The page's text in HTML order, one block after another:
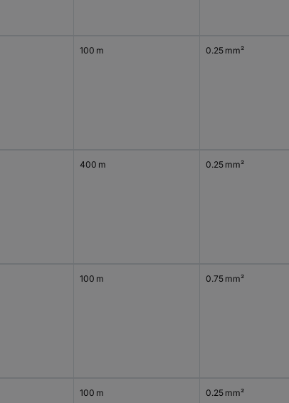
100 m 0.25 mm²
400 m 0.25 mm²
100 m 0.75 mm²
100 m 0.25 mm²